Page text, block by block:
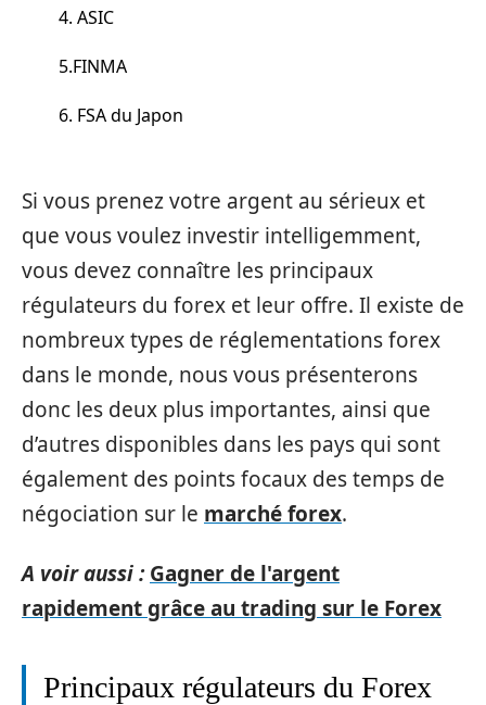
4. ASIC
5.FINMA
6. FSA du Japon
Si vous prenez votre argent au sérieux et
que vous voulez investir intelligemment,
vous devez connaître les principaux
régulateurs du forex et leur offre. Il existe de
nombreux types de réglementations forex
dans le monde, nous vous présenterons
donc les deux plus importantes, ainsi que
d’autres disponibles dans les pays qui sont
également des points focaux des temps de
négociation sur le marché forex.
A voir aussi : Gagner de l'argent
rapidement grâce au trading sur le Forex
Principaux régulateurs du Forex